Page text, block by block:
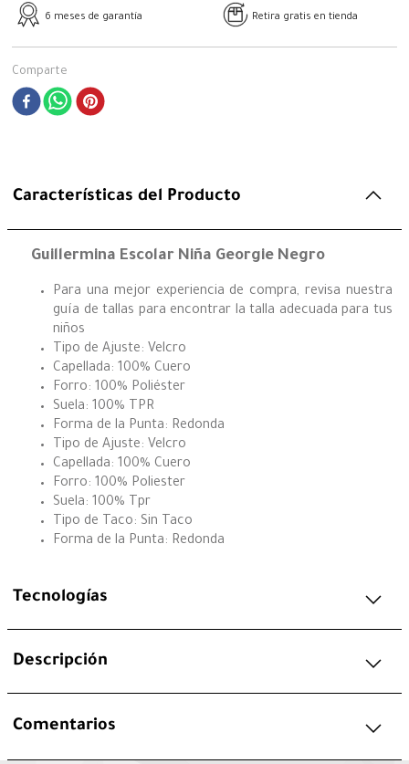
6 meses de garantía Retira gratis en tienda
Comparte
Características del Producto
Guillermina Escolar Niña Georgie Negro
Para una mejor experiencia de compra, revisa nuestra
guía de tallas para encontrar la talla adecuada para tus
niños
Tipo de Ajuste: Velcro
Capellada: 100% Cuero
Forro: 100% Poliéster
Suela: 100% TPR
Forma de la Punta: Redonda
Tipo de Ajuste: Velcro
Capellada: 100% Cuero
Forro: 100% Poliester
Suela: 100% Tpr
Tipo de Taco: Sin Taco
Forma de la Punta: Redonda
Tecnologías
Descripción
Comentarios